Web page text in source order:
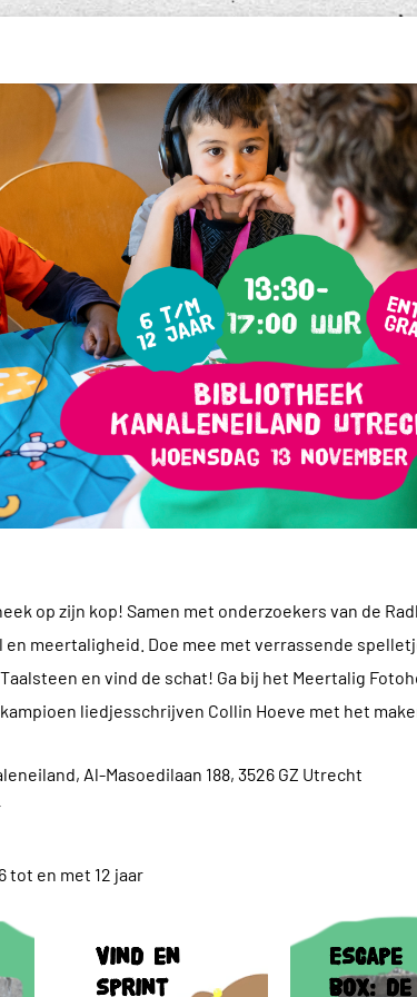
op zijn kop! Samen met onderzoekers van de
meertaligheid. Doe mee met verrassende
en vind de schat! Ga bij het Meertalig
liedjesschrijven Collin Hoeve met het
Al-Masoedilaan 188, 3526 GZ Utrecht
tot en met 12 jaar
sprint
Vind en
sprint
Escape
box:
Escape
box: de